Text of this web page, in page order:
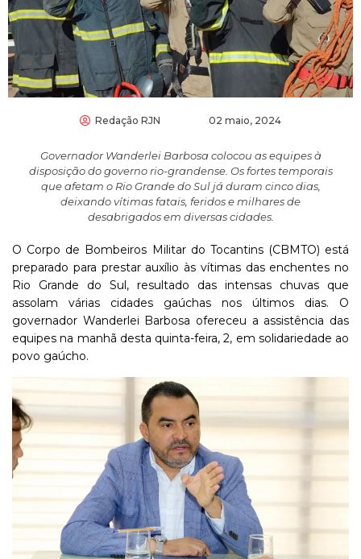
Redação RJN 02 maio, 2024
Governador Wanderlei Barbosa colocou as equipes à
disposição do governo rio-grandense. Os fortes temporais
que afetam o Rio Grande do Sul já duram cinco dias,
deixando vítimas fatais, feridos e milhares de
desabrigados em diversas cidades.
O Corpo de Bombeiros Militar do Tocantins (CBMTO) está
preparado para prestar auxílio às vítimas das enchentes no
Rio Grande do Sul, resultado das intensas chuvas que
assolam várias cidades gaúchas nos últimos dias. O
governador Wanderlei Barbosa ofereceu a assistência das
equipes na manhã desta quinta-feira, 2, em solidariedade ao
povo gaúcho.